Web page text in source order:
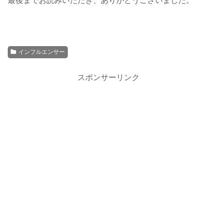
インフルエンサー
スポンサーリンク